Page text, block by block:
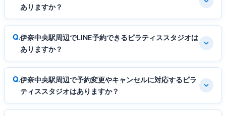
ありますか？
伊奈中央駅周辺でLINE予約できるピラティススタジオは
ありますか？
伊奈中央駅周辺で予約変更やキャンセルに対応するピラ
ティススタジオはありますか？